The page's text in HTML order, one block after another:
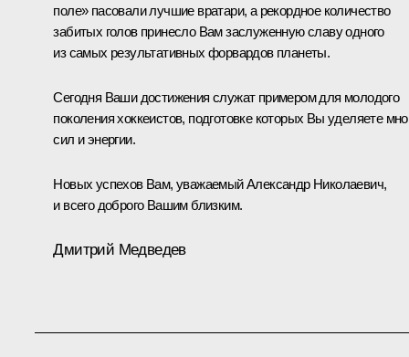
поле» пасовали лучшие вратари, а рекордное количество
забитых голов принесло Вам заслуженную славу одного
из самых результативных форвардов планеты.
Сегодня Ваши достижения служат примером для молодого
поколения хоккеистов, подготовке которых Вы уделяете
сил и энергии.
Новых успехов Вам, уважаемый Александр Николаевич,
и всего доброго Вашим близким.
Дмитрий Медведев